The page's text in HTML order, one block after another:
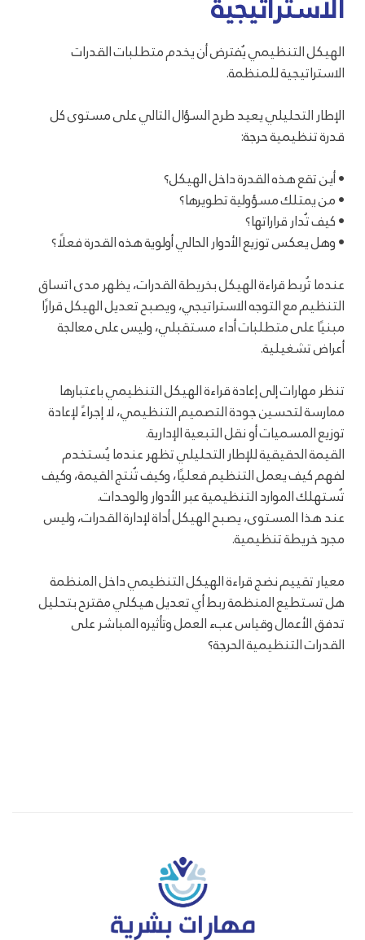
الهيكل التنظيمي يُفترض أن يخدم متطلبات القدرات
الاستراتيجية للمنظمة.
الإطار التحليلي يعيد طرح السؤال التالي على مستوى كل
قدرة تنظيمية حرجة:
• أين تقع هذه القدرة داخل الهيكل؟
• من يمتلك مسؤولية تطويرها؟
• كيف تُدار قراراتها؟
• وهل يعكس توزيع الأدوار الحالي أولوية هذه القدرة فعلًا؟
عندما تُربط قراءة الهيكل بخريطة القدرات، يظهر مدى اتساق
التنظيم مع التوجه الاستراتيجي، ويصبح تعديل الهيكل قرارًا
مبنيًا على متطلبات أداء مستقبلي، وليس على معالجة
أعراض تشغيلية.
تنظر مهارات إلى إعادة قراءة الهيكل التنظيمي باعتبارها
ممارسة لتحسين جودة التصميم التنظيمي، لا إجراءً لإعادة
توزيع المسميات أو نقل التبعية الإدارية.
القيمة الحقيقية للإطار التحليلي تظهر عندما يُستخدم
لفهم كيف يعمل التنظيم فعليًا، وكيف تُنتج القيمة، وكيف
تُستهلك الموارد التنظيمية عبر الأدوار والوحدات.
عند هذا المستوى، يصبح الهيكل أداة لإدارة القدرات، وليس
مجرد خريطة تنظيمية.
معيار تقييم نضج قراءة الهيكل التنظيمي داخل المنظمة
هل تستطيع المنظمة ربط أي تعديل هيكلي مقترح بتحليل
تدفق الأعمال وقياس عبء العمل وتأثيره المباشر على
القدرات التنظيمية الحرجة؟